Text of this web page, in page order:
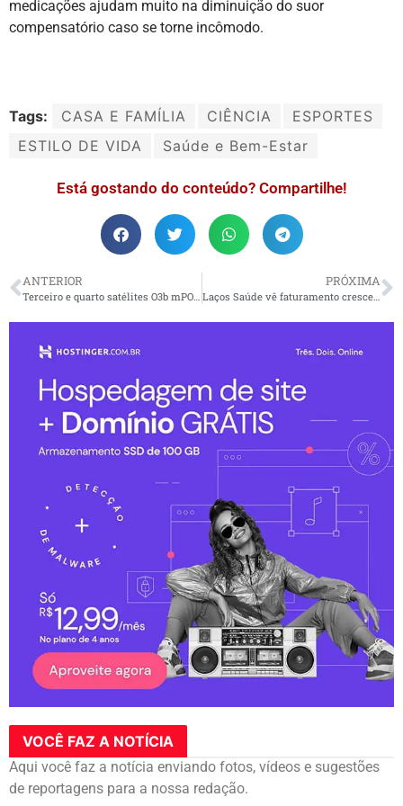
medicações ajudam muito na diminuição do suor
compensatório caso se torne incômodo.
Tags: CASA E FAMÍLIA CIÊNCIA
ESPORTES
ESTILO DE VIDA
Saúde e Bem-Estar
Está gostando do conteúdo? Compartilhe!
ANTERIOR
Terceiro e quarto satélites O3b mPOWER da SES são lançados com sucesso
PRÓXIMA
Laços Saúde vê faturamento crescer 13 vezes e espera resultado ainda mais forte
VOCÊ FAZ A NOTÍCIA
Aqui você faz a notícia enviando fotos, vídeos e sugestões
de reportagens para a nossa redação.